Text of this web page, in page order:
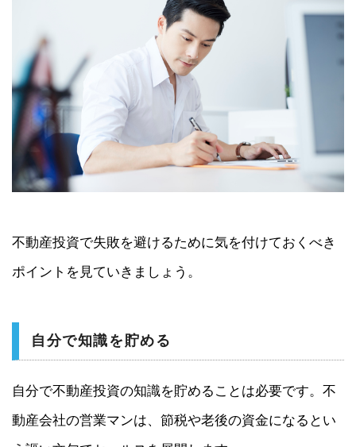
不動産投資で失敗を避けるために気を付けておくべき
ポイントを見ていきましょう。
自分で知識を貯める
自分で不動産投資の知識を貯めることは必要です。不
動産会社の営業マンは、節税や老後の資金になるとい